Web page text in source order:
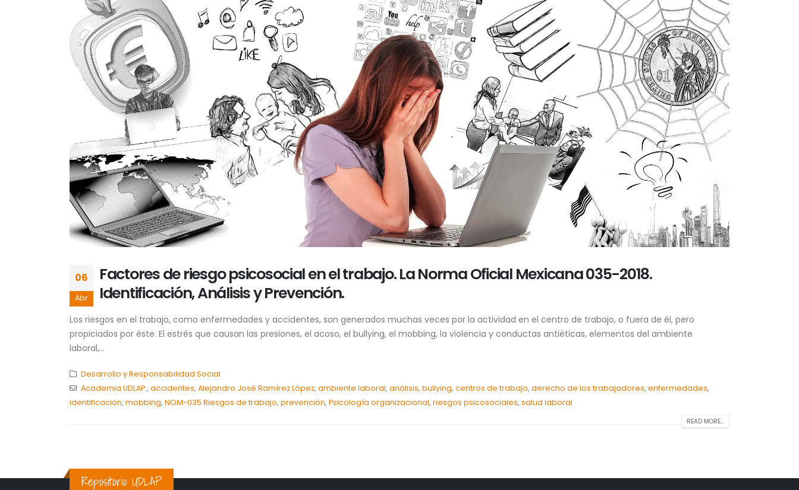
06
Abr
Factores de riesgo psicosocial en el trabajo. La Norma Oficial Mexicana 035-2018.
Identificación, Análisis y Prevención.
Los riesgos en el trabajo, como enfermedades y accidentes, son generados muchas veces por la actividad en el centro de trabajo, o fuera de él, pero
propiciados por éste. El estrés que causan las presiones, el acoso, el bullying, el mobbing, la violencia y conductas antiéticas, elementos del ambiente
laboral,...
Desarrollo y Responsabilidad Social
Academia UDLAP., accidentes, Alejandro José Ramírez López, ambiente laboral, análisis, bullying, centros de trabajo, derecho de los trabajadores, enfermedades,
identificación, mobbing, NOM-035 Riesgos de trabajo, prevención, Psicología organizacional, riesgos psicosociales, salud laboral
READ MORE...
Repositorio UDLAP